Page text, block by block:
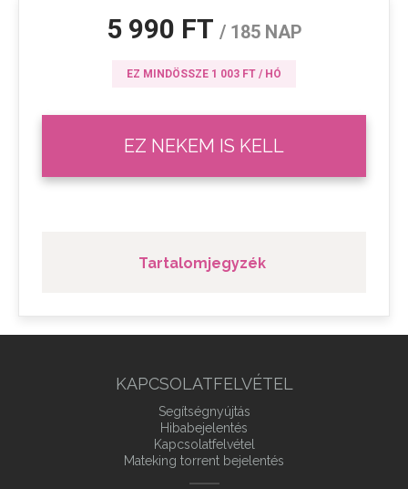
5 990 FT / 185 NAP
EZ MINDÖSSZE 1 003 FT / HÓ
EZ NEKEM IS KELL
Tartalomjegyzék
KAPCSOLATFELVÉTEL
Segítségnyújtás
Hibabejelentés
Kapcsolatfelvétel
Mateking torrent bejelentés